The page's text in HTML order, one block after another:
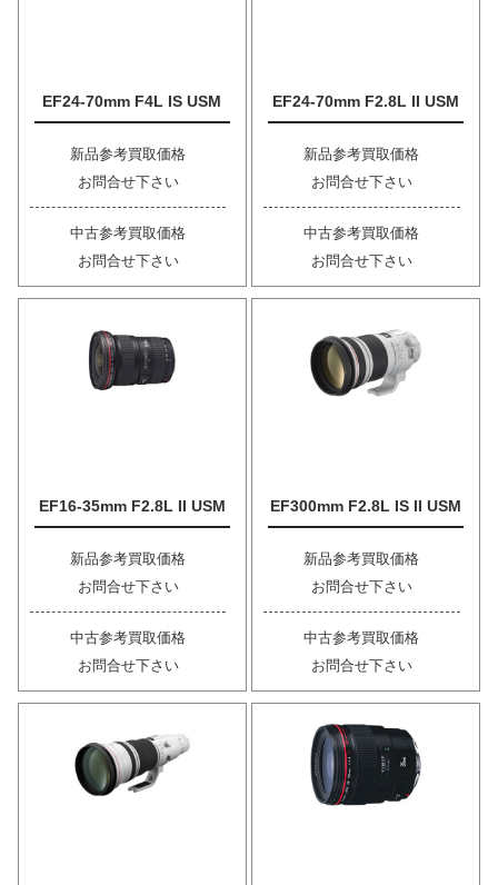
EF24-70mm F4L IS USM
新品参考買取価格
お問合せ下さい
中古参考買取価格
お問合せ下さい
EF24-70mm F2.8L II USM
新品参考買取価格
お問合せ下さい
中古参考買取価格
お問合せ下さい
EF16-35mm F2.8L II USM
新品参考買取価格
お問合せ下さい
中古参考買取価格
お問合せ下さい
EF300mm F2.8L IS II USM
新品参考買取価格
お問合せ下さい
中古参考買取価格
お問合せ下さい